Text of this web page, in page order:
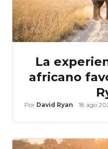
La
africano
Por David Ryan 18 ago